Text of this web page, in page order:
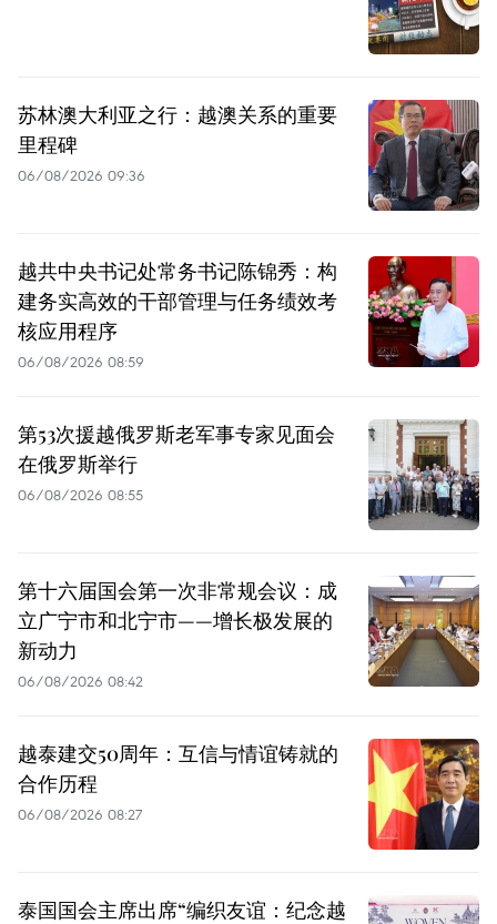
苏林澳大利亚之行：越澳关系的重要
里程碑
06/08/2026 09:36
越共中央书记处常务书记陈锦秀：构
建务实高效的干部管理与任务绩效考
核应用程序
06/08/2026 08:59
第53次援越俄罗斯老军事专家见面会
在俄罗斯举行
06/08/2026 08:55
第十六届国会第一次非常规会议：成
立广宁市和北宁市——增长极发展的
新动力
06/08/2026 08:42
越泰建交50周年：互信与情谊铸就的
合作历程
06/08/2026 08:27
泰国国会主席出席“编织友谊：纪念越